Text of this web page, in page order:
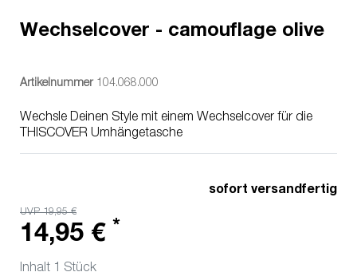
Wechselcover - camouflage olive
Artikelnummer 104.068.000
Wechsle Deinen Style mit einem Wechselcover für die
THISCOVER Umhängetasche
sofort versandfertig
UVP 19,95 €
14,95 € *
Inhalt 1 Stück